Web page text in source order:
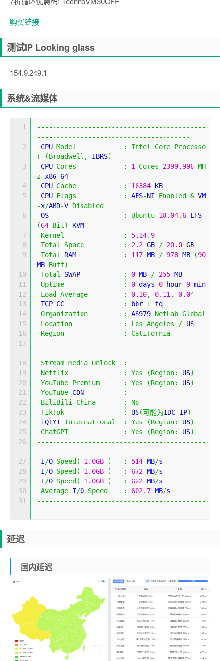
购买链接
测试IP Looking glass
154.9.249.1
系统&流媒体
-------------------------------------------
---------------------------------------
CPU Model : Intel Core Processo
r
(Broadwell , IBRS)
CPU Cores : 1 Cores 2399.996 MH
z x86_64
CPU Cache : 16384 KB
CPU Flags : AES-NI Enabled & VM
-x/AMD-V Disabled
OS
: Ubuntu 18.04. 6
(64 Bit)
KVM
Kernel
: 5.14. 9
Total
Space : 2.2 GB / 20.0 GB
Total RAM : 117 MB / 978 MB (90
MB Buff)
Total SWAP : 0 MB / 255 MB
Uptime
: 0 days 0 hour 9 min
Load
Average : 0.10, 0.11,
0.04
TCP CC
: bbr + fq
Organization
: AS979 NetLab Global
Location
: Los Angeles / US
Region
:
California
-------------------------------------------
---------------------------------------
Stream Media Unlock
:
Netflix
: Yes (Region: US)
YouTube Premium : Yes (Region: US)
YouTube CDN
:
BiliBili China :
No
TikTok
: US(可能为IDC IP)
iQIYI International : Yes (Region: US)
ChatGPT
: Yes (Region: US)
-------------------------------------------
---------------------------------------
I/O Speed ( 1.0GB ) : 514 MB/s
I/O Speed ( 1.0GB ) : 672 MB/s
I/O Speed ( 1.0GB ) : 622 MB/s
Average I/O Speed : 602.7 MB/s
-------------------------------------------
---------------------------------------
延迟
国内延迟